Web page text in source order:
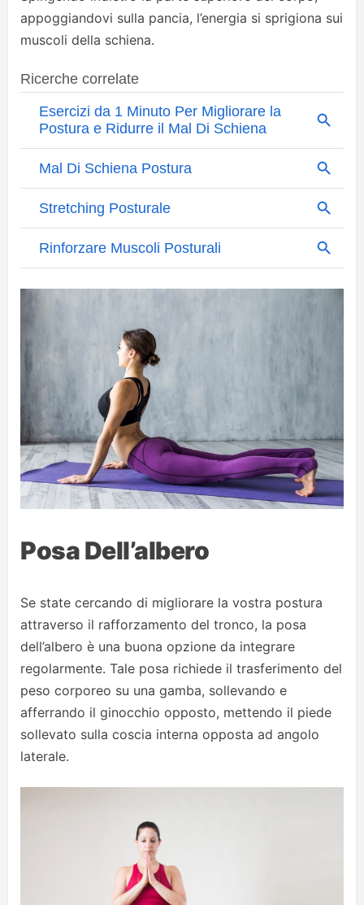
appoggiandovi sulla pancia, l’energia si sprigiona sui
muscoli della schiena.
Posa Dell’albero
Se state cercando di migliorare la vostra postura
attraverso il rafforzamento del tronco, la posa
dell’albero è una buona opzione da integrare
regolarmente. Tale posa richiede il trasferimento del
peso corporeo su una gamba, sollevando e
afferrando il ginocchio opposto, mettendo il piede
sollevato sulla coscia interna opposta ad angolo
laterale.